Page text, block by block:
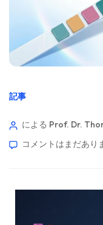
記事
による Prof. Dr.
コメントはまだあり